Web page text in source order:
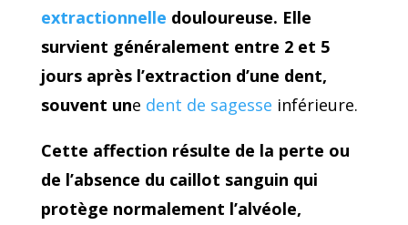
extractionnelle douloureuse. Elle
survient généralement entre 2 et 5
jours après l’extraction d’une dent,
souvent une dent de sagesse inférieure.
Cette affection résulte de la perte ou
de l’absence du caillot sanguin qui
protège normalement l’alvéole,